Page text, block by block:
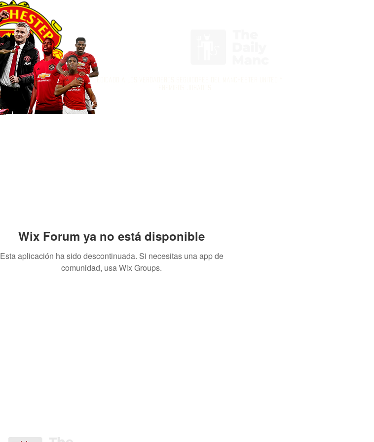
Wix Forum ya no está disponible
Esta aplicación ha sido descontinuada. Si necesitas una app de
comunidad, usa Wix Groups.